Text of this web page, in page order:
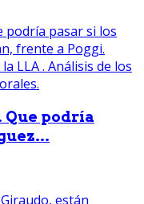
Que podría